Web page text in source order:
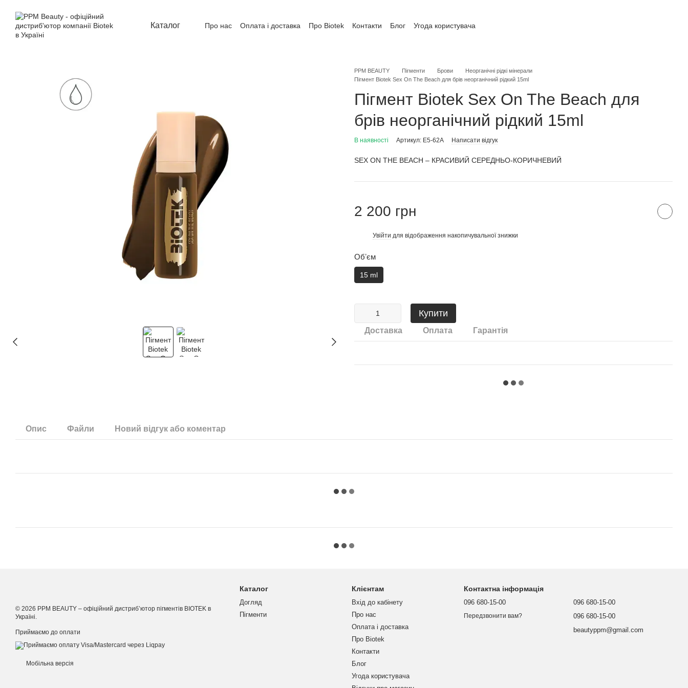
Каталог Про нас Оплата і доставка Про Biotek Контакти Блог
Угода користувача
PPM BEAUTY Пігменти Брови
Неорганічні рідкі мінерали
Пігмент Biotek Sex On The Beach для брів неорганічний рідкий 15ml
Пігмент Biotek Sex On The Beach для
брів неорганічний рідкий 15ml
В наявності Артикул: E5-62A Написати відгук
SEX ON THE BEACH – КРАСИВИЙ СЕРЕДНЬО-КОРИЧНЕВИЙ
2 200 грн
Увійти для відображення накопичувальної знижки
Обʼєм
15 ml
Купити
Доставка Оплата Гарантія
Опис Файли Новий відгук або коментар
© 2026 PPM BEAUTY – офіційний дистриб’ютор пігментів BIOTEK в
Україні.
Приймаємо до оплати
Мобільна версія
Каталог
Догляд
Пігменти
Клієнтам
Вхід до кабінету
Про нас
Оплата і доставка
Про Biotek
Контакти
Блог
Угода користувача
Контактна інформація
096 680-15-00
Передзвонити вам?
096 680-15-00
096 680-15-00
beautyppm@gmail.com